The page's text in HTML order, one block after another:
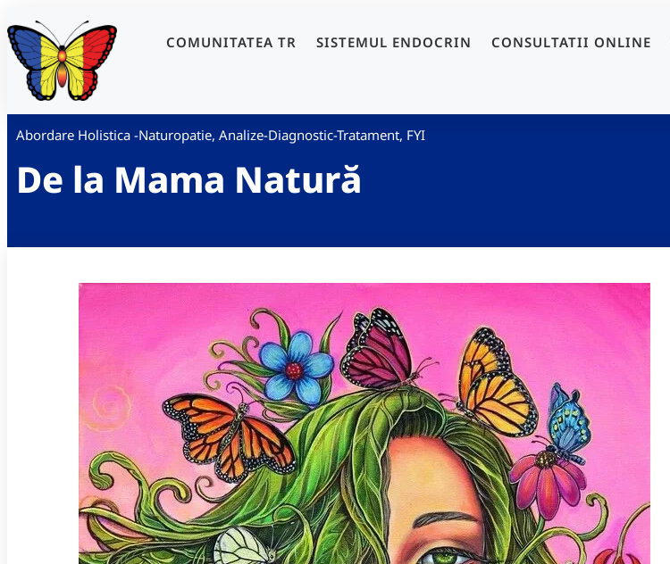
COMUNITATEA TR SISTEMUL ENDOCRIN CONSULTATII ONLINE
Abordare Holistica -Naturopatie, Analize-Diagnostic-Tratament, FYI
De la Mama Natură